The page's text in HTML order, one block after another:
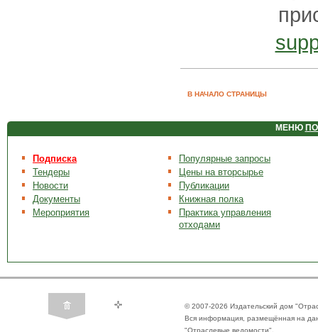
В НАЧАЛО СТРАНИЦЫ
МЕНЮ
Подписка
Тендеры
Новости
Документы
Мероприятия
Популярные запросы
Цены на вторсырье
Публикации
Книжная полка
Практика управления
отходами
© 2007-2026 Издательский дом
Вся информация, размещённая на
"Отраслевые ведомости".